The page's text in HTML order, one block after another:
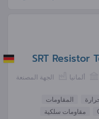
SRT Resistor
الجهة المصنعة ألمانيا
المقاومات
مقاومات سلكية